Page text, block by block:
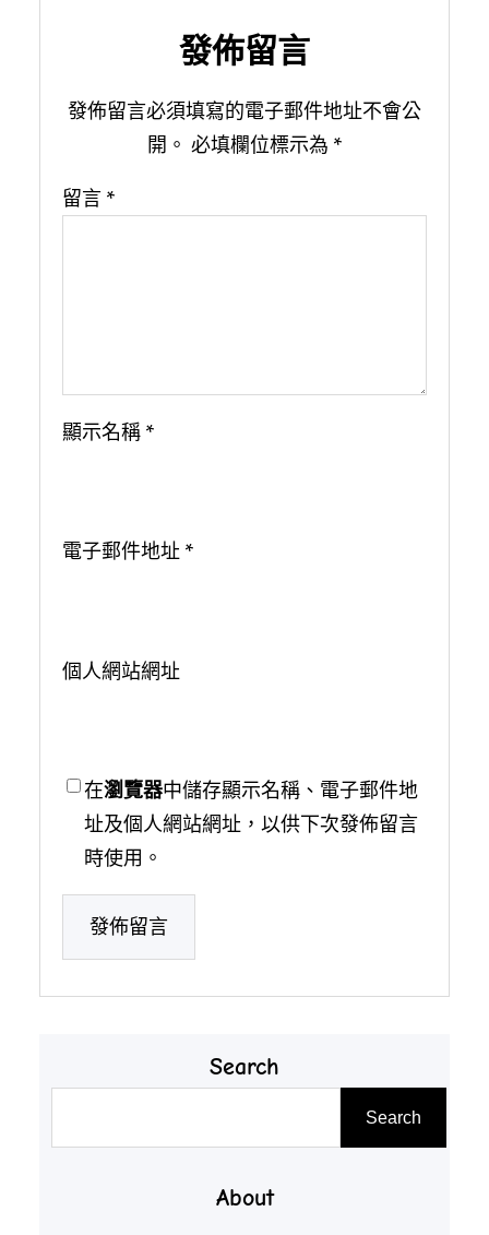
發佈留言
發佈留言必須填寫的電子郵件地址不會公
開。 必填欄位標示為 *
留言 *
顯示名稱 *
電子郵件地址 *
個人網站網址
在瀏覽器中儲存顯示名稱、電子郵件地
址及個人網站網址，以供下次發佈留言
時使用。
Search
Search
About